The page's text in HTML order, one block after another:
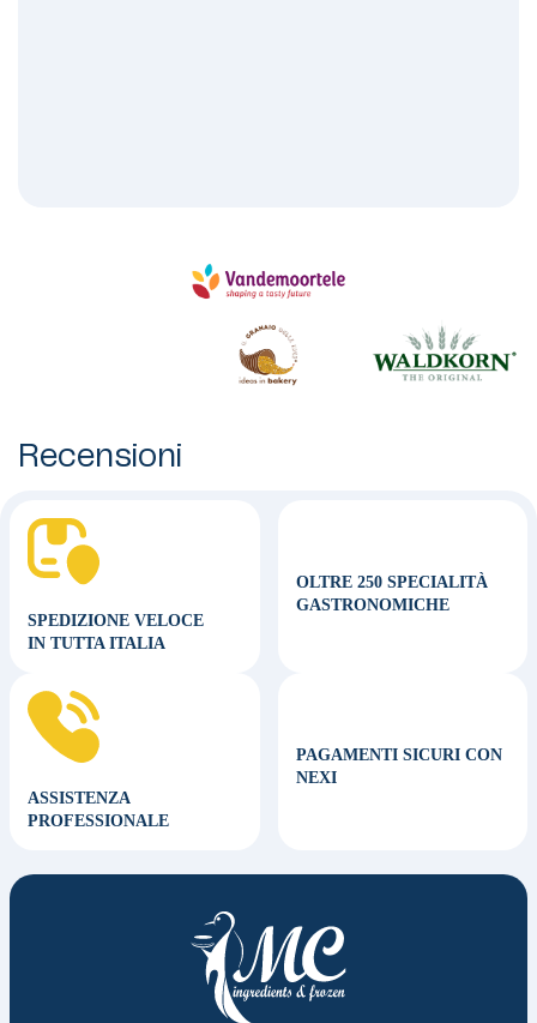
Recensioni
SPEDIZIONE VELOCE
IN TUTTA ITALIA
OLTRE 250 SPECIALITÀ
GASTRONOMICHE
ASSISTENZA
PROFESSIONALE
PAGAMENTI SICURI CON
NEXI